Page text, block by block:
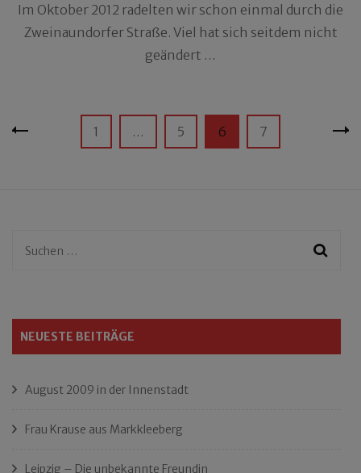
Im Oktober 2012 radelten wir schon einmal durch die
Zweinaundorfer Straße. Viel hat sich seitdem nicht
geändert …
Seitennummerierung
Seite
1 … Seite
5 Seite
6 Seite
7
Suchen
NEUESTE BEITRÄGE
August 2009 in der Innenstadt
Frau Krause aus Markkleeberg
Leipzig – Die unbekannte Freundin